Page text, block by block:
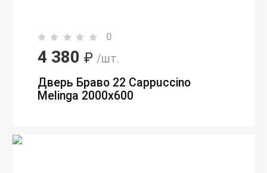
0
4 380 ₽ /шт.
Дверь Браво 22 Cappuccino
Melinga 2000х600